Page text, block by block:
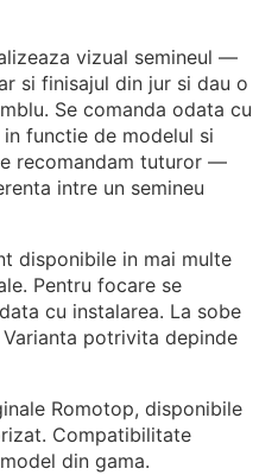
vizual semineul —
si finisajul din jur si dau o
Se comanda odata cu
functie de modelul si
recomandam tuturor —
intre un semineu
disponibile in mai multe
Pentru focare se
cu instalarea. La sobe
potrivita depinde
Romotop, disponibile
Compatibilitate
din gama.